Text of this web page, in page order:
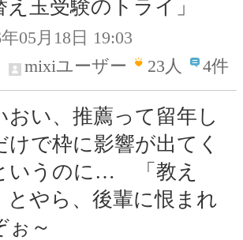
え玉受験のトライ」
05月18日 19:03
mixiユーザー
23人 4件
おい、推薦って留年し
けで枠に影響が出てく
いうのに… 「教え
とやら、後輩に恨まれ
ぉ～